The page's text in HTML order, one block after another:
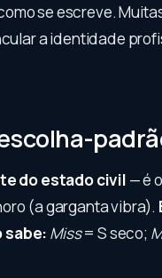
se escreve.
a identidade
do estado civil — é
(a garganta vibra).
sabe: Miss= S seco;